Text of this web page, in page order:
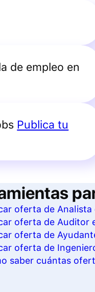
de empleo en
Publica tu
oferta de
oferta de Auditor
oferta de
oferta de
saber cuántas